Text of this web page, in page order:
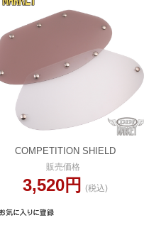
COMPETITION SHIELD
販売価格
3,520円 (税込)